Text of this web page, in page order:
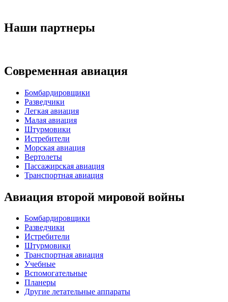
Наши партнеры
Современная авиация
Бомбардировщики
Разведчики
Легкая авиация
Малая авиация
Штурмовики
Истребители
Морская авиация
Вертолеты
Пассажирская авиация
Транспортная авиация
Авиация второй мировой войны
Бомбардировщики
Разведчики
Истребители
Штурмовики
Транспортная авиация
Учебные
Вспомогательные
Планеры
Другие летательные аппараты